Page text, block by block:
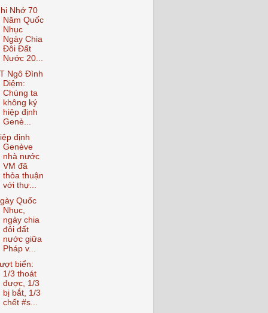
Nhớ 70
Năm Quốc
Nhục
Ngày Chia
Đôi Đất
Nước 20...
Ngô Đình
Diệm:
Chúng ta
không ký
hiệp định
Genè...
định
Genève
nhà nước
VM đã
thỏa thuận
với thự...
Quốc
Nhục,
ngày chia
đôi đất
nước giữa
Pháp v...
biển:
1/3 thoát
được, 1/3
bị bắt, 1/3
chết #s...